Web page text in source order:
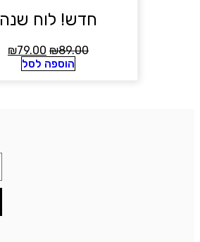
חדש! לוח שנה
₪89.00
₪79.00
הוספה לסל